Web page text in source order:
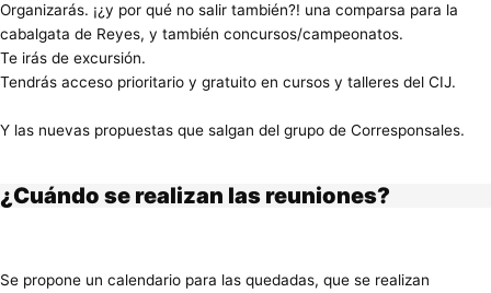
Organizarás. ¡¿y por qué no salir también?! una comparsa para la
cabalgata de Reyes, y también concursos/campeonatos.
Te irás de excursión.
Tendrás acceso prioritario y gratuito en cursos y talleres del CIJ.
Y las nuevas propuestas que salgan del grupo de Corresponsales.
¿Cuándo se realizan las reuniones?
Se propone un calendario para las quedadas, que se realizan